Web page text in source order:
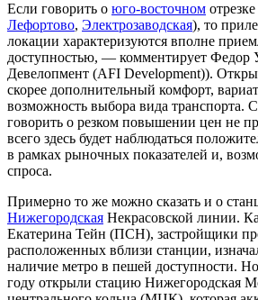
Если говорить о юго-восточном
Лефортово, Электрозаводская), то
локации характеризуются вполне
доступностью, — комментирует
Девелопмент (AFI Development)).
скорее дополнительный комфорт,
возможность выбора вида транспорта.
говорить о резком повышении цен не
всего здесь будет наблюдаться
в рамках рыночных показателей и,
спроса.
Примерно то же можно сказать и о
Нижегородская Некрасовской линии.
Екатерина Тейн (ПСН), застройщики
расположенных вблизи станции,
наличие метро в пешей доступности.
году открыли стацию Нижегородская